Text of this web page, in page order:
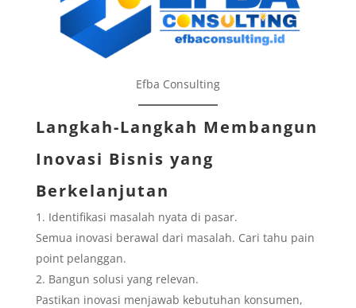
Efba Consulting
Langkah-Langkah Membangun
Inovasi Bisnis yang
Berkelanjutan
Identifikasi masalah nyata di pasar.
Semua inovasi berawal dari masalah. Cari tahu pain
point pelanggan.
Bangun solusi yang relevan.
Pastikan inovasi menjawab kebutuhan konsumen,